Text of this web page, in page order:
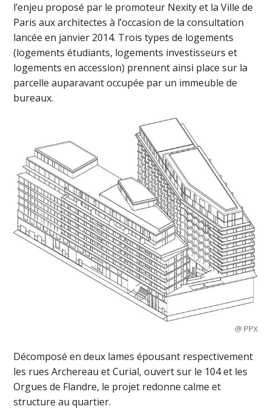
l’enjeu proposé par le promoteur Nexity et la Ville de
Paris aux architectes à l’occasion de la consultation
lancée en janvier 2014. Trois types de logements
(logements étudiants, logements investisseurs et
logements en accession) prennent ainsi place sur la
parcelle auparavant occupée par un immeuble de
bureaux.
@ PPX
Décomposé en deux lames épousant respectivement
les rues Archereau et Curial, ouvert sur le 104 et les
Orgues de Flandre, le projet redonne calme et
structure au quartier.